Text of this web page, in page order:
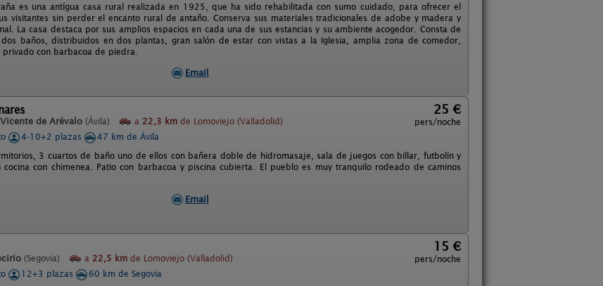
es una antígua casa rural realizada en 1925, que ha sido rehabilitada con sumo cuidado, para ofrecer el
visitantes sin perder el encanto rural de antaño. Conserva sus materiales tradicionales de adobe y madera y
La casa destaca por sus amplios espacios en cada una de sus estancias y su ambiente acogedor. Consta de
baños, distribuidos en dos plantas, gran salón de estar con vistas a la Iglesia, amplia zona de comedor,
con barbacoa de piedra.
Email
de Arévalo (Ávila) a 22,3 km de Lomoviejo (Valladolid)
25 €
pers/noche
4-10+2 plazas
47 km de Ávila
3 cuartos de baño uno de ellos con bañera doble de hidromasaje, sala de juegos con billar, futbolín y
con chimenea. Patio con barbacoa y piscina cubierta. El pueblo es muy tranquilo rodeado de caminos
Email
(Segovia) a 22,5 km de Lomoviejo (Valladolid)
15 €
pers/noche
12+3 plazas
60 km de Segovia